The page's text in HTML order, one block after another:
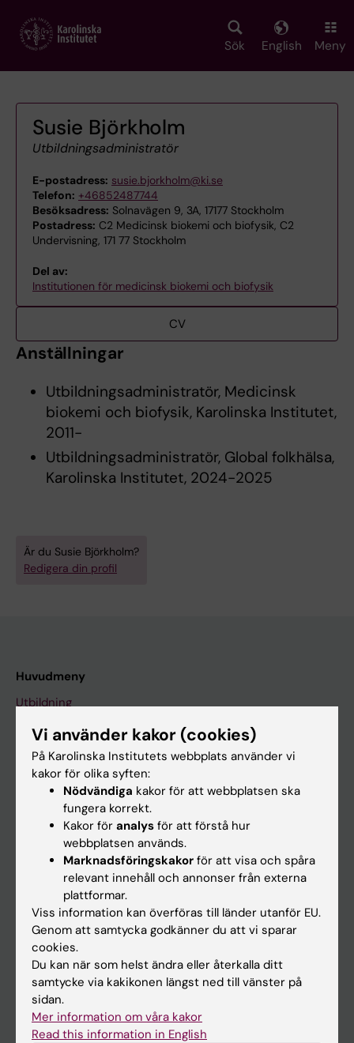
main
Sök English Meny
Susie Björkholm
Utbildningsadministratör
E-postadress: susie.bjorkholm@ki.se
Telefon: +46852487744
Besöksadress: Solnavägen 9, 3A, 17177 Stockholm
Postadress: C2 Medicinsk biokemi och biofysik, C2
Undervisning, 171 77 Stockholm
Del av:
Institutionen för medicinsk biokemi och biofysik
CV
Anställningar
Utbildningsadministratör, Medicinsk
biokemi och biofysik, Karolinska Institutet,
2011-
Utbildningsadministratör, Global folkhälsa,
Karolinska Institutet, 2024-2025
Är du Susie Björkholm?
Redigera din profil
Huvudmeny
Utbildning
Forskarutbildning
Forskning
Om KI
Nyheter
Kalender
Student
Ladok
Canvas
Schema
Studentmejlen
Vi använder kakor (cookies)
På Karolinska Institutets webbplats använder vi
kakor för olika syften:
Nödvändiga kakor för att webbplatsen ska
fungera korrekt.
Kakor för analys för att förstå hur
webbplatsen används.
Marknadsföringskakor för att visa och spåra
relevant innehåll och annonser från externa
plattformar.
Viss information kan överföras till länder utanför EU.
Genom att samtycka godkänner du att vi sparar
cookies.
Du kan när som helst ändra eller återkalla ditt
samtycke via kakikonen längst ned till vänster på
sidan.
Mer information om våra kakor
Read this information in English